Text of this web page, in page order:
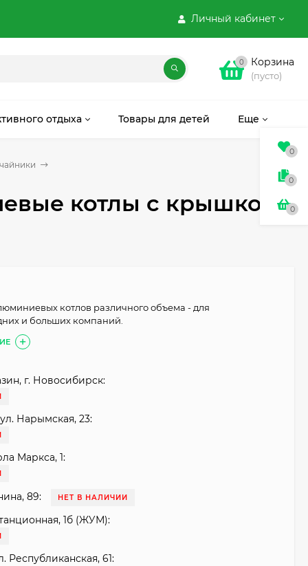
Личный кабинет
0 Корзина
(пусто)
отдыха Товары для детей Еще
котлы с крышкой
котлов различного объема - для
и больших компаний.
г. Новосибирск:
Нарымская, 23:
Маркса, 1:
89: НЕТ В НАЛИЧИИ
1б (ЖУМ):
Республиканская, 61:
0
0
0